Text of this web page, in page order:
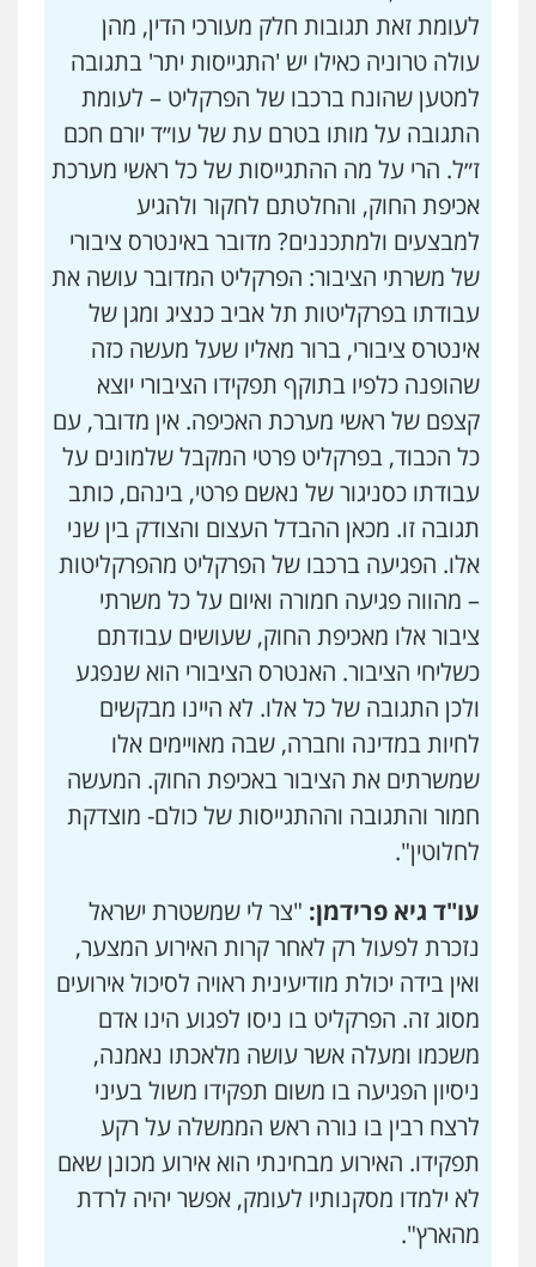
לעומת זאת תגובות חלק מעורכי הדין, מהן
עולה טרוניה כאילו יש 'התגייסות יתר' בתגובה
למטען שהונח ברכבו של הפרקליט – לעומת
התגובה על מותו בטרם עת של עו״ד יורם חכם
ז״ל. הרי על מה ההתגייסות של כל ראשי מערכת
אכיפת החוק, והחלטתם לחקור ולהגיע
למבצעים ולמתכננים? מדובר באינטרס ציבורי
של משרתי הציבור: הפרקליט המדובר עושה את
עבודתו בפרקליטות תל אביב כנציג ומגן של
אינטרס ציבורי, ברור מאליו שעל מעשה כזה
שהופנה כלפיו בתוקף תפקידו הציבורי יוצא
קצפם של ראשי מערכת האכיפה. אין מדובר, עם
כל הכבוד, בפרקליט פרטי המקבל שלמונים על
עבודתו כסניגור של נאשם פרטי, בינהם, כותב
תגובה זו. מכאן ההבדל העצום והצודק בין שני
אלו. הפגיעה ברכבו של הפרקליט מהפרקליטות
– מהווה פגיעה חמורה ואיום על כל משרתי
ציבור אלו מאכיפת החוק, שעושים עבודתם
כשליחי הציבור. האנטרס הציבורי הוא שנפגע
ולכן התגובה של כל אלו. לא היינו מבקשים
לחיות במדינה וחברה, שבה מאויימים אלו
שמשרתים את הציבור באכיפת החוק. המעשה
חמור והתגובה וההתגייסות של כולם- מוצדקת
לחלוטין".
עו"ד גיא פרידמן: "צר לי שמשטרת ישראל
נזכרת לפעול רק לאחר קרות האירוע המצער,
ואין בידה יכולת מודיעינית ראויה לסיכול אירועים
מסוג זה. הפרקליט בו ניסו לפגוע הינו אדם
משכמו ומעלה אשר עושה מלאכתו נאמנה,
ניסיון הפגיעה בו משום תפקידו משול בעיני
לרצח רבין בו נורה ראש הממשלה על רקע
תפקידו. האירוע מבחינתי הוא אירוע מכונן שאם
לא ילמדו מסקנותיו לעומק, אפשר יהיה לרדת
מהארץ".